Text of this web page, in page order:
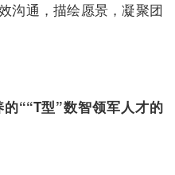
沟通，描绘愿景，凝聚团
““T型”数智领军人才的